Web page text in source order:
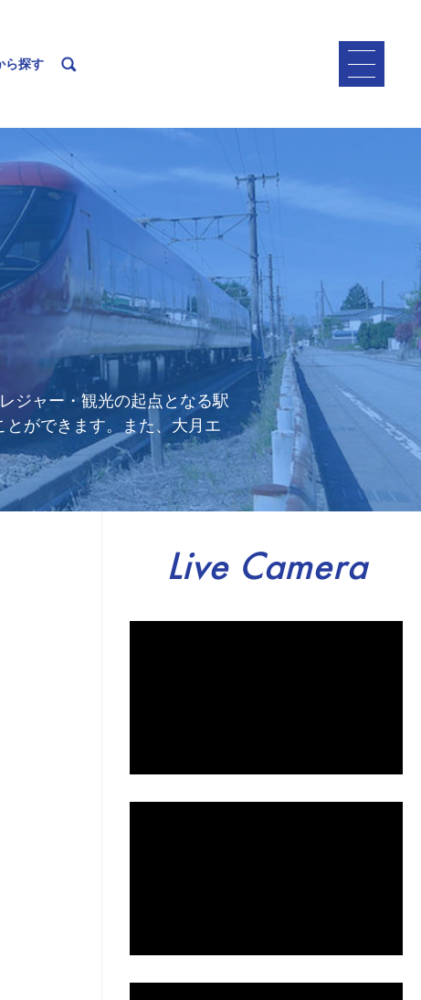
ら探す
ジャー・観光の起点となる駅
ができます。また、大月エ
Live Camera